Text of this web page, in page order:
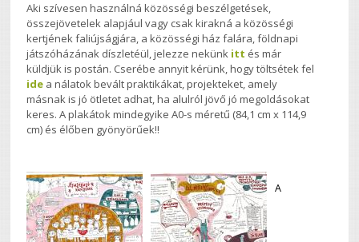
Aki szívesen használná közösségi beszélgetések,
összejövetelek alapjául vagy csak kirakná a közösségi
kertjének faliújságjára, a közösségi ház falára, földnapi
játszóházának díszletéül, jelezze nekünk itt és már
küldjük is postán. Cserébe annyit kérünk, hogy töltsétek fel
ide a nálatok bevált praktikákat, projekteket, amely
másnak is jó ötletet adhat, ha alulról jövő jó megoldásokat
keres. A plakátok mindegyike A0-s méretű (84,1 cm x 114,9
cm) és élőben gyönyörűek!!
A